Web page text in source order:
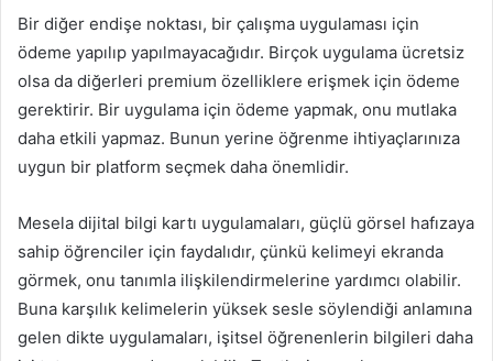
Bir diğer endişe noktası, bir çalışma uygulaması için
ödeme yapılıp yapılmayacağıdır. Birçok uygulama ücretsiz
olsa da diğerleri premium özelliklere erişmek için ödeme
gerektirir. Bir uygulama için ödeme yapmak, onu mutlaka
daha etkili yapmaz. Bunun yerine öğrenme ihtiyaçlarınıza
uygun bir platform seçmek daha önemlidir.
Mesela dijital bilgi kartı uygulamaları, güçlü görsel hafızaya
sahip öğrenciler için faydalıdır, çünkü kelimeyi ekranda
görmek, onu tanımla ilişkilendirmelerine yardımcı olabilir.
Buna karşılık kelimelerin yüksek sesle söylendiği anlamına
gelen dikte uygulamaları, işitsel öğrenenlerin bilgileri daha